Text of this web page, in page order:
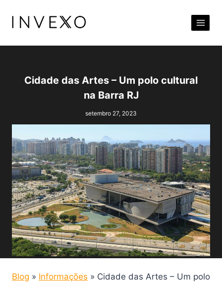
para
Conteúdo
Cidade das Artes – Um polo cultural
na Barra RJ
setembro 27, 2023
Blog » Informações » Cidade das Artes – Um polo